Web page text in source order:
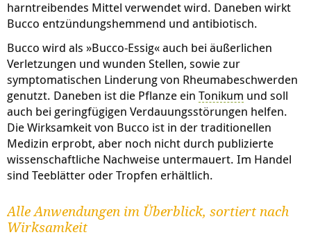
harntreibendes Mittel verwendet wird. Daneben wirkt
Bucco entzündungshemmend und antibiotisch.
Bucco wird als »Bucco-Essig« auch bei äußerlichen
Verletzungen und wunden Stellen, sowie zur
symptomatischen Linderung von Rheumabeschwerden
genutzt. Daneben ist die Pflanze ein Tonikum und soll
auch bei geringfügigen Verdauungsstörungen helfen.
Die Wirksamkeit von Bucco ist in der traditionellen
Medizin erprobt, aber noch nicht durch publizierte
wissenschaftliche Nachweise untermauert. Im Handel
sind Teeblätter oder Tropfen erhältlich.
Alle Anwendungen im Überblick, sortiert nach
Wirksamkeit